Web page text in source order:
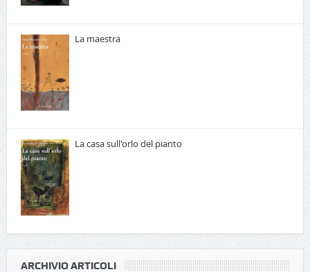
La maestra
La casa sull'orlo del pianto
ARCHIVIO ARTICOLI